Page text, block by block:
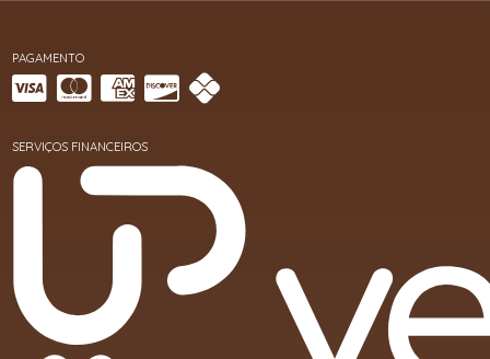
PAGAMENTO
SERVIÇOS FINANCEIROS